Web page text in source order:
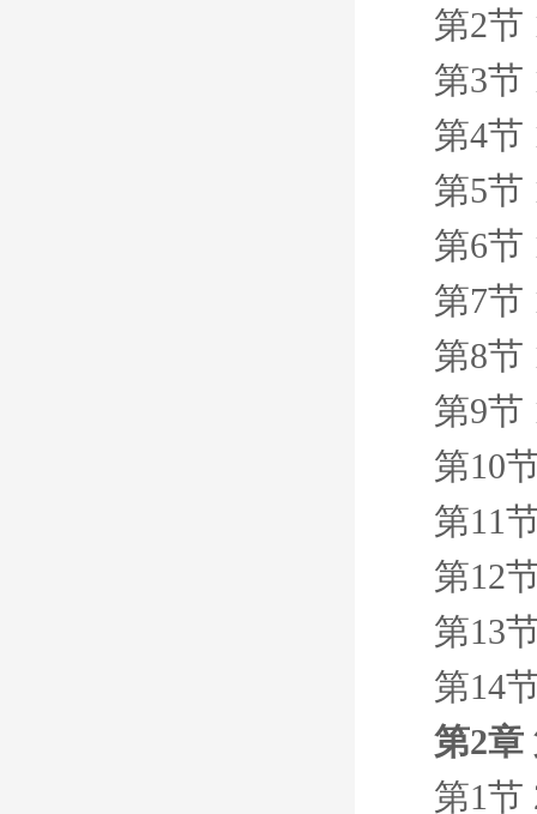
第2节
第3节
第4节
第5节
第6节
第7节
第8节
第9节
第10
第11
第12
第13
第14
第2章
第1节